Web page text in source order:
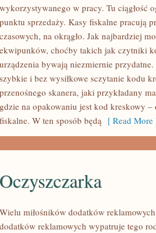
wykorzystywanego w pracy. Tu ciągłość
punktu sprzedaży. Kasy fiskalne pracują
czasowych, na okrągło. Jak najbardziej
ekwipunków, choćby takich jak czytniki
urządzenia bywają niezmiernie
szybkie i bez wysiłkowe sczytanie kodu
przenośnego skanera, jaki przykładany
gdzie na opakowaniu jest kod kreskowy
fiskalne. W ten sposób będą [ Read More
Oczyszczarka
Wielu miłośników dodatków
dodatków reklamowych wypatruje tego